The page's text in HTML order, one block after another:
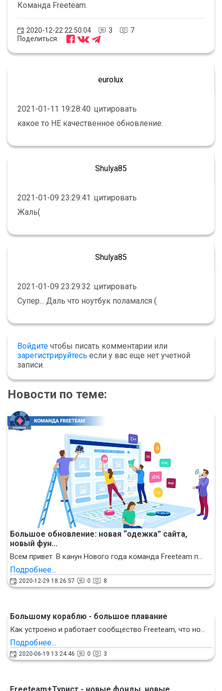
Команда Freeteam.
2020-12-22 22:50:04 3
7
Поделиться:
eurolux
2021-01-11 19:28:40 цитировать
какое то НЕ качественное обновление.
Shulya85
2021-01-09 23:29:41 цитировать
Жаль(
Shulya85
2021-01-09 23:29:32 цитировать
Супер... Даль что ноутбук поламался (
Войдите чтобы писать комментарии или
зарегистрируйтесь если у вас еще нет учетной
записи.
Новости по теме:
Большое обновление: новая “одежка” сайта,
новый фун...
Всем привет. В канун Нового года команда Freeteam п...
Подробнее...
2020-12-29 18:26:57 0 8
Большому кораблю - большое плавание
Как устроено и работает сообщество Freeteam, что но...
Подробнее...
2020-06-19 13:24:46 0 3